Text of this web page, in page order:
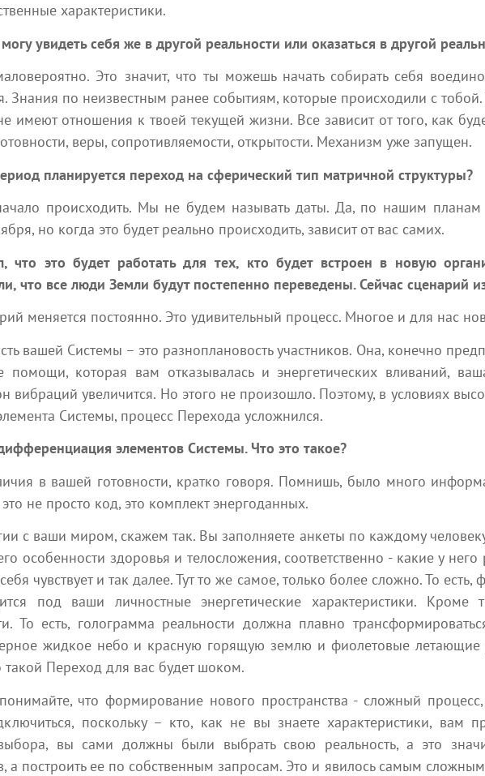
Популярные статьи
7 мин
Арктурианской группы от
2026 года
присутствия
энергии является
причин роста насилия и
8 мин
310
Послание Арктурианской группы от
Фундаментальные системы убеждений
на всех уровнях осознания постоянно
создаются и разрушаются в процессе
Ближайшие мероприятия
Вы можете участвовать в мероприятиях, которые
15:00 10:00
1 августа
17:00
характеристики.
увидеть себя же в другой реальности или оказаться в другой
Это значит, что ты можешь начать собирать себя
Знания по неизвестным ранее событиям, которые происходили с тобой.
имеют отношения к твоей текущей жизни. Все зависит от того, как
веры, сопротивляемости, открытости. Механизм уже запущен.
планируется переход на сферический тип матричной структуры?
происходить. Мы не будем называть даты. Да, по нашим планам
но когда это будет реально происходить, зависит от вас самих.
что это будет работать для тех, кто будет встроен в новую
что все люди Земли будут постепенно переведены. Сейчас сценарий
меняется постоянно. Это удивительный процесс. Многое и для нас
вашей Системы – это разноплановость участников. Она, конечно
помощи, которая вам отказывалась и энергетических вливаний,
вибраций увеличится. Но этого не произошло. Поэтому, в условиях
Системы, процесс Перехода усложнился.
элементов Системы. Что это такое?
в вашей готовности, кратко говоря. Помнишь, было много
не просто код, это комплект энергоданных.
с ваши миром, скажем так. Вы заполняете анкеты по каждому
особенности здоровья и телосложения, соответственно - какие у
чувствует и так далее. Тут то же самое, только более сложно. То
под ваши личностные энергетические характеристики. Кроме
То есть, голограмма реальности должна плавно
жидкое небо и красную горящую землю и фиолетовые летающие
Переход для вас будет шоком.
что формирование нового пространства - сложный
поскольку – кто, как не вы знаете характеристики, вам
вы сами должны были выбрать свою реальность, а это
а построить ее по собственным запросам. Это и явилось самым